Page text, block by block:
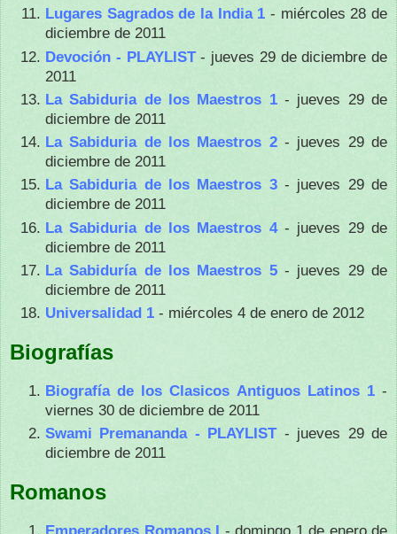
Lugares Sagrados de la India 1 - miércoles 28 de
diciembre de 2011
Devoción - PLAYLIST- jueves 29 de diciembre de
2011
La Sabiduria de los Maestros 1- jueves 29 de
diciembre de 2011
La Sabiduria de los Maestros 2- jueves 29 de
diciembre de 2011
La Sabiduria de los Maestros 3- jueves 29 de
diciembre de 2011
La Sabiduria de los Maestros 4- jueves 29 de
diciembre de 2011
La Sabiduría de los Maestros 5- jueves 29 de
diciembre de 2011
Universalidad 1 - miércoles 4 de enero de 2012
Biografías
Biografía de los Clasicos Antiguos Latinos 1-
viernes 30 de diciembre de 2011
Swami Premananda - PLAYLIST- jueves 29 de
diciembre de 2011
Romanos